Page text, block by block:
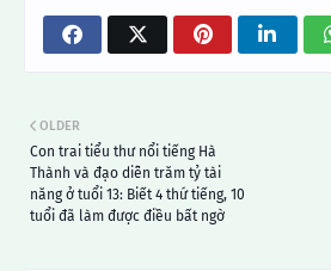
OLDER
Con trai tiểu thư nổi tiếng Hà
Thành và đạo diễn trăm tỷ tài
năng ở tuổi 13: Biết 4 thứ tiếng, 10
tuổi đã làm được điều bất ngờ